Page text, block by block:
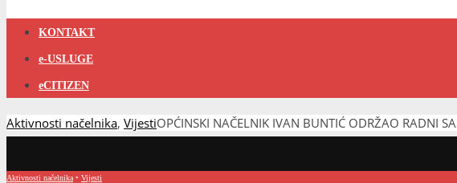
KONTAKT
e-USLUGE
eCITIZEN
Aktivnosti načelnika, VijestiOPĆINSKI NAČELNIK IVAN BUNTIĆ ODRŽAO RADNI
Aktivnosti načelnika • Vijesti